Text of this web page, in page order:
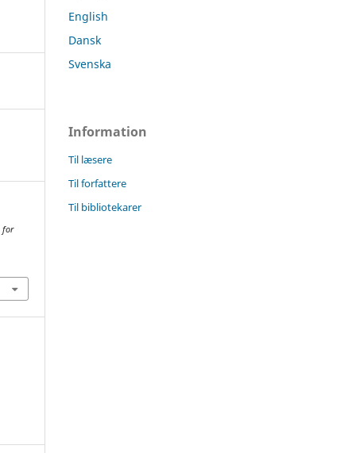
for
English
Dansk
Svenska
Information
Til læsere
Til forfattere
Til bibliotekarer